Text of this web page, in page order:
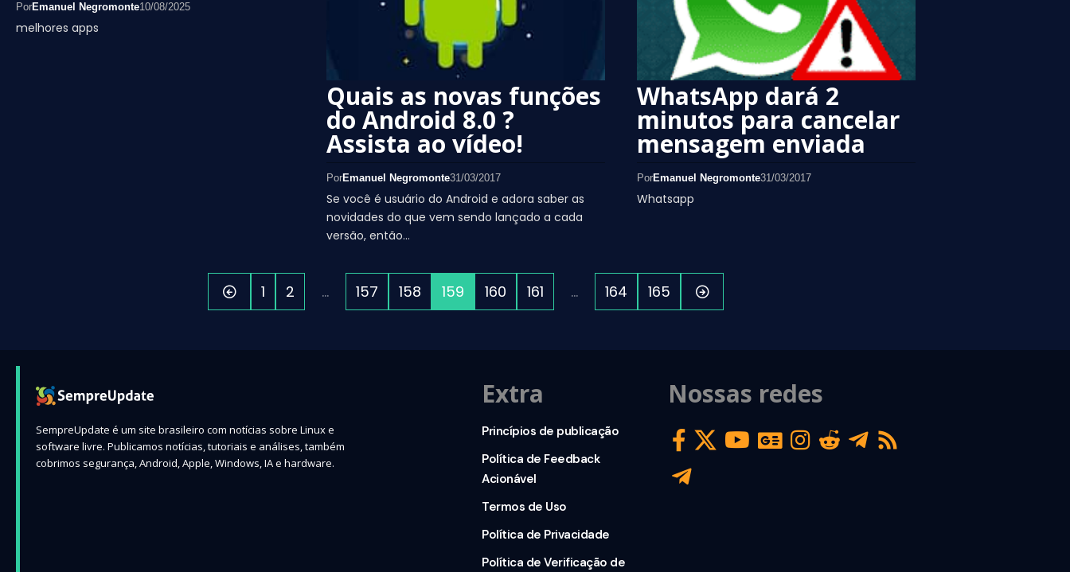
PorEmanuel Negromonte10/08/2025
melhores apps
Quais as novas funções
do Android 8.0 ?
Assista ao vídeo!
PorEmanuel Negromonte31/03/2017
Se você é usuário do Android e adora saber as
novidades do que vem sendo lançado a cada
versão, então…
WhatsApp dará 2
minutos para cancelar
mensagem enviada
PorEmanuel Negromonte31/03/2017
Whatsapp
1 2 … 157 158 159 160 161 … 164 165
SempreUpdate é um site brasileiro com notícias sobre Linux e
software livre. Publicamos notícias, tutoriais e análises, também
cobrimos segurança, Android, Apple, Windows, IA e hardware.
Extra
Princípios de publicação
Política de Feedback
Acionável
Termos de Uso
Política de Privacidade
Política de Verificação de
Nossas redes